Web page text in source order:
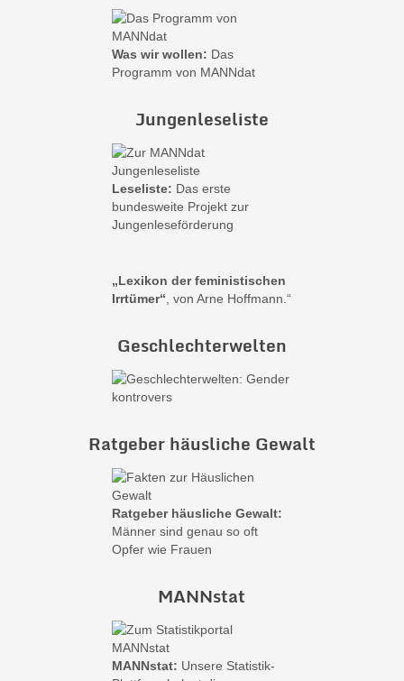
Was wir wollen: Das
Programm von MANNdat
Jungenleseliste
Leseliste: Das erste
bundesweite Projekt zur
Jungenleseförderung
„Lexikon der feministischen
Irrtümer“ , von Arne Hoffmann.“
Geschlechterwelten
Ratgeber häusliche Gewalt
Ratgeber häusliche Gewalt:
Männer sind genau so oft
Opfer wie Frauen
MANNstat
MANNstat: Unsere Statistik-